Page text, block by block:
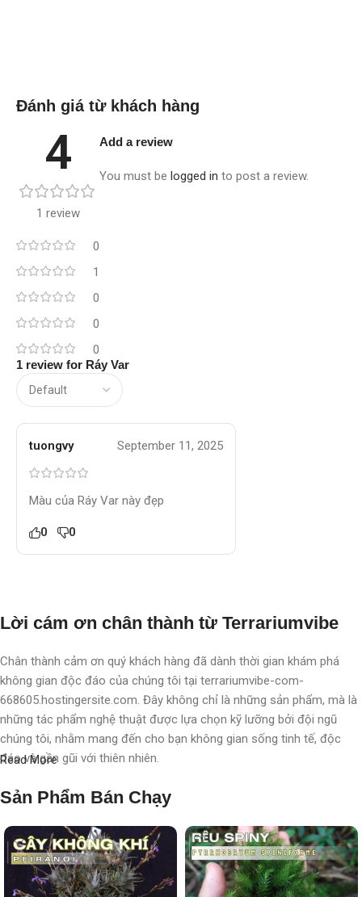
Đánh giá từ khách hàng
4
1 review
0
1
0
0
0
1 review for Ráy Var
tuongvy September 11, 2025
Màu của Ráy Var này đẹp
0 0
Add a review
You must be logged in to post a review.
Lời cám ơn chân thành từ Terrariumvibe
Chân thành cảm ơn quý khách hàng đã dành thời gian khám phá
không gian độc đáo của chúng tôi tại terrariumvibe-com-
668605.hostingersite.com. Đây không chỉ là những sản phẩm, mà là
những tác phẩm nghệ thuật được lựa chọn kỹ lưỡng bởi đội ngũ
chúng tôi, nhằm mang đến cho bạn không gian sống tinh tế, độc
đáo và gần gũi với thiên nhiên.
Với chúng tôi, terrarium không chỉ là nghệ thuật, mà còn là một triết
chúng tôi chăm chút, chắp cánh cho từng không gian, từng cá nhân.
Mỗi sản phẩm không chỉ là một vật trang trí, mà còn là một hành
trình khám phá thiên nhiên tinh tế được thể hiện qua từng chi tiết
nhỏ.
Read More
Sản Phẩm Bán Chạy